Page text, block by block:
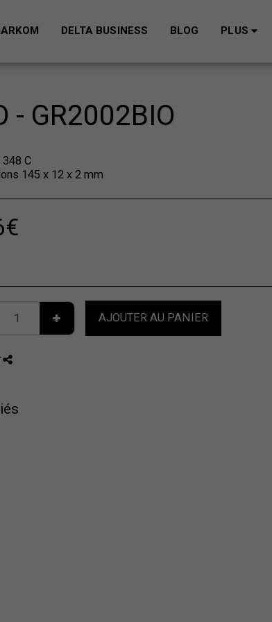
DELTA BUSINESS BLOG PLUS
- GR2002BIO
348 C
145 x 12 x 2 mm
€
AJOUTER AU PANIER